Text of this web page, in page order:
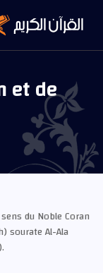
et de
du Noble Coran
sourate Al-Ala
verset 19 (Al-Ala - الأعلى).